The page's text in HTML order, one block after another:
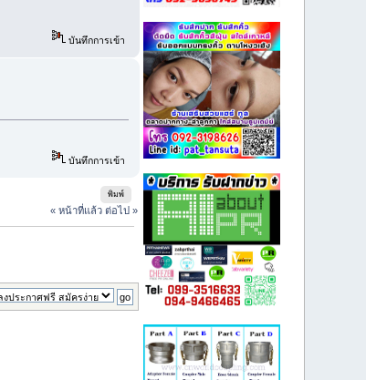
บันทึกการเข้า
บันทึกการเข้า
พิมพ์
« หน้าที่แล้ว ต่อไป »